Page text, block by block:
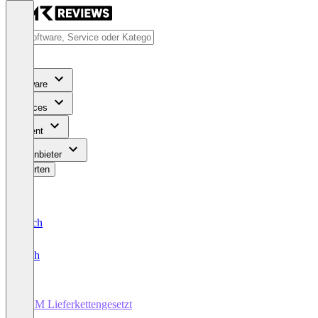
Software
Services
Content
Für Anbieter
Bewerten
Deutsch
English
HCM Lieferkettengesetzt